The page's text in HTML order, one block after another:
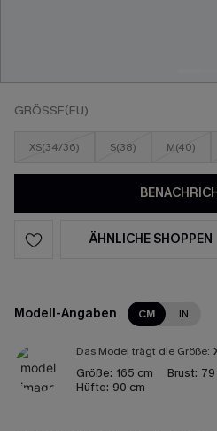
GRÖSSE(EU)
XS(34/36) S(38) M(40)
ÄHNLICHE SHOPPEN
Modell-Angaben CM IN
Das Model trägt die Größe:
Größe: 165 cm Brust:
Hüfte: 90 cm